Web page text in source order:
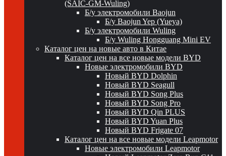
(SAIC-GM-Wuling)
Б/у электромобили Baojun
Б/у Baojun Yep (Yueya)
Б/у электромобили Wuling
Б/у Wuling Hongguang Mini EV
Каталог цен на новые авто в Китае
Каталог цен на все новые модели BYD
Новые электромобили BYD
Новый BYD Dolphin
Новый BYD Seagull
Новый BYD Song Plus
Новый BYD Song Pro
Новый BYD Qin PLUS
Новый BYD Yuan Plus
Новый BYD Frigate 07
Каталог цен на все новые модели Leapmotor
Новые электромобили Leapmotor